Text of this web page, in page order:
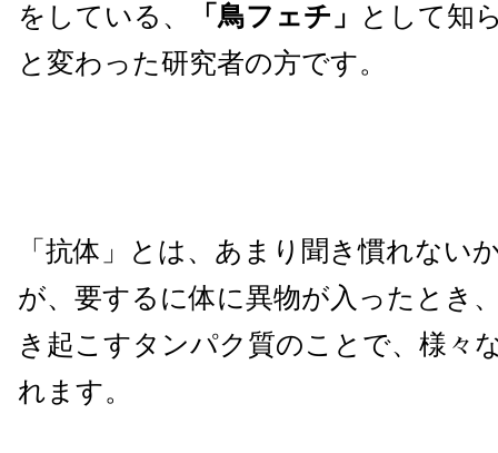
をしている、 「鳥フェチ」 として知
と変わった研究者の方です。
「抗体」とは、あまり聞き慣れない
が、要するに体に異物が入ったとき
き起こすタンパク質のことで、様々
れます。